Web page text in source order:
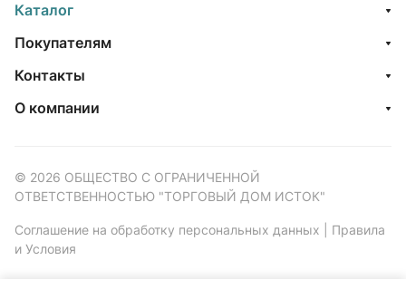
Каталог
Покупателям
Контакты
О компании
© 2026 ОБЩЕСТВО С ОГРАНИЧЕННОЙ
ОТВЕТСТВЕННОСТЬЮ "ТОРГОВЫЙ ДОМ ИСТОК"
Соглашение на обработку персональных данных
Правила
и Условия